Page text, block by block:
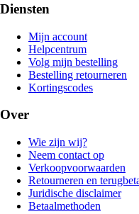
Diensten
Mijn account
Helpcentrum
Volg mijn bestelling
Bestelling retourneren
Kortingscodes
Over
Wie zijn wij?
Neem contact op
Verkoopvoorwaarden
Retourneren en
Juridische disclaimer
Betaalmethoden